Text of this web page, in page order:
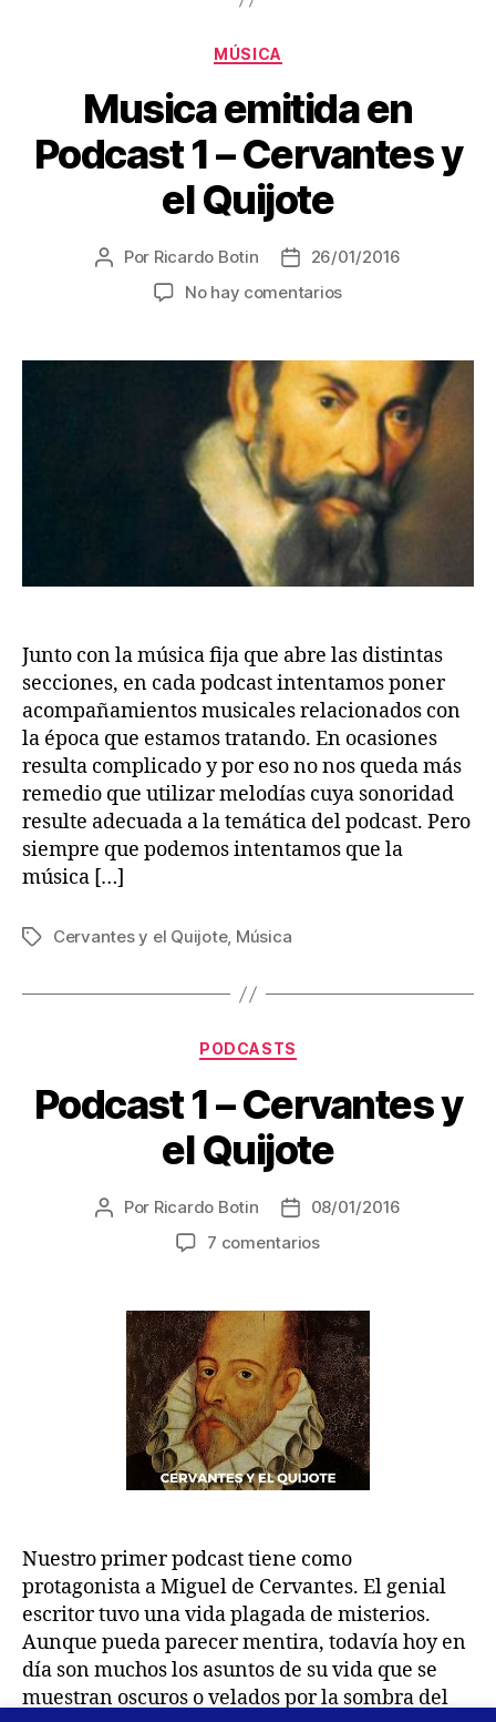
Categorías
MÚSICA
Musica emitida en
Podcast 1 – Cervantes y
el Quijote
Autor
Por Ricardo Botin
Fecha
de
26/01/2016
No hay comentariosen
en
Podcast
1
–
Cervantes
y
el
Quijote
Junto con la música fija que abre las distintas
secciones, en cada podcast intentamos poner
acompañamientos musicales relacionados con
la época que estamos tratando. En ocasiones
resulta complicado y por eso no nos queda más
remedio que utilizar melodías cuya sonoridad
resulte adecuada a la temática del podcast. Pero
siempre que podemos intentamos que la
música […]
Etiquetas
Cervantes y el Quijote, Música
Categorías
PODCASTS
Podcast 1 – Cervantes y
el Quijote
Autor
Por Ricardo Botin
Fecha
de
08/01/2016
7 comentariosen
–
Cervantes
y
el
Quijote
Nuestro primer podcast tiene como
protagonista a Miguel de Cervantes. El genial
escritor tuvo una vida plagada de misterios.
Aunque pueda parecer mentira, todavía hoy en
día son muchos los asuntos de su vida que se
muestran oscuros o velados por la sombra del